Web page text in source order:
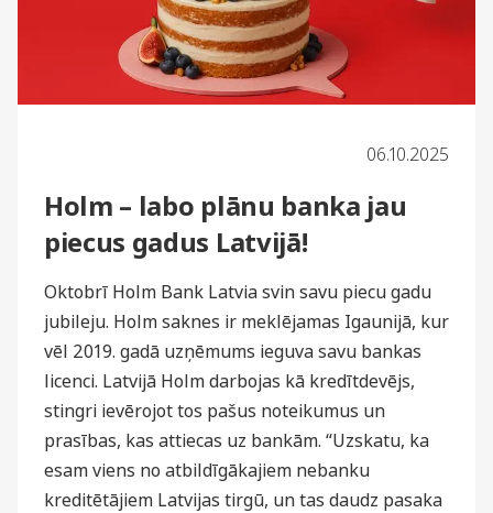
06.10.2025
Holm – labo plānu banka jau
piecus gadus Latvijā!
Oktobrī Holm Bank Latvia svin savu piecu gadu
jubileju. Holm saknes ir meklējamas Igaunijā, kur
vēl 2019. gadā uzņēmums ieguva savu bankas
licenci. Latvijā Holm darbojas kā kredītdevējs,
stingri ievērojot tos pašus noteikumus un
prasības, kas attiecas uz bankām. “Uzskatu, ka
esam viens no atbildīgākajiem nebanku
kreditētājiem Latvijas tirgū, un tas daudz pasaka